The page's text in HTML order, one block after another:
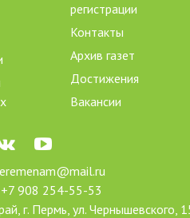
регистрации
Контакты
Архив газет
Достижения
Вакансии
908 254-55-53
г. Пермь, ул. Чернышевского,